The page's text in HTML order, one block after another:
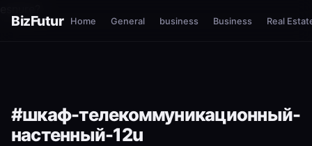
BizFutur Home General business Business Real
#шкаф-телекоммуникационный-
настенный-12u